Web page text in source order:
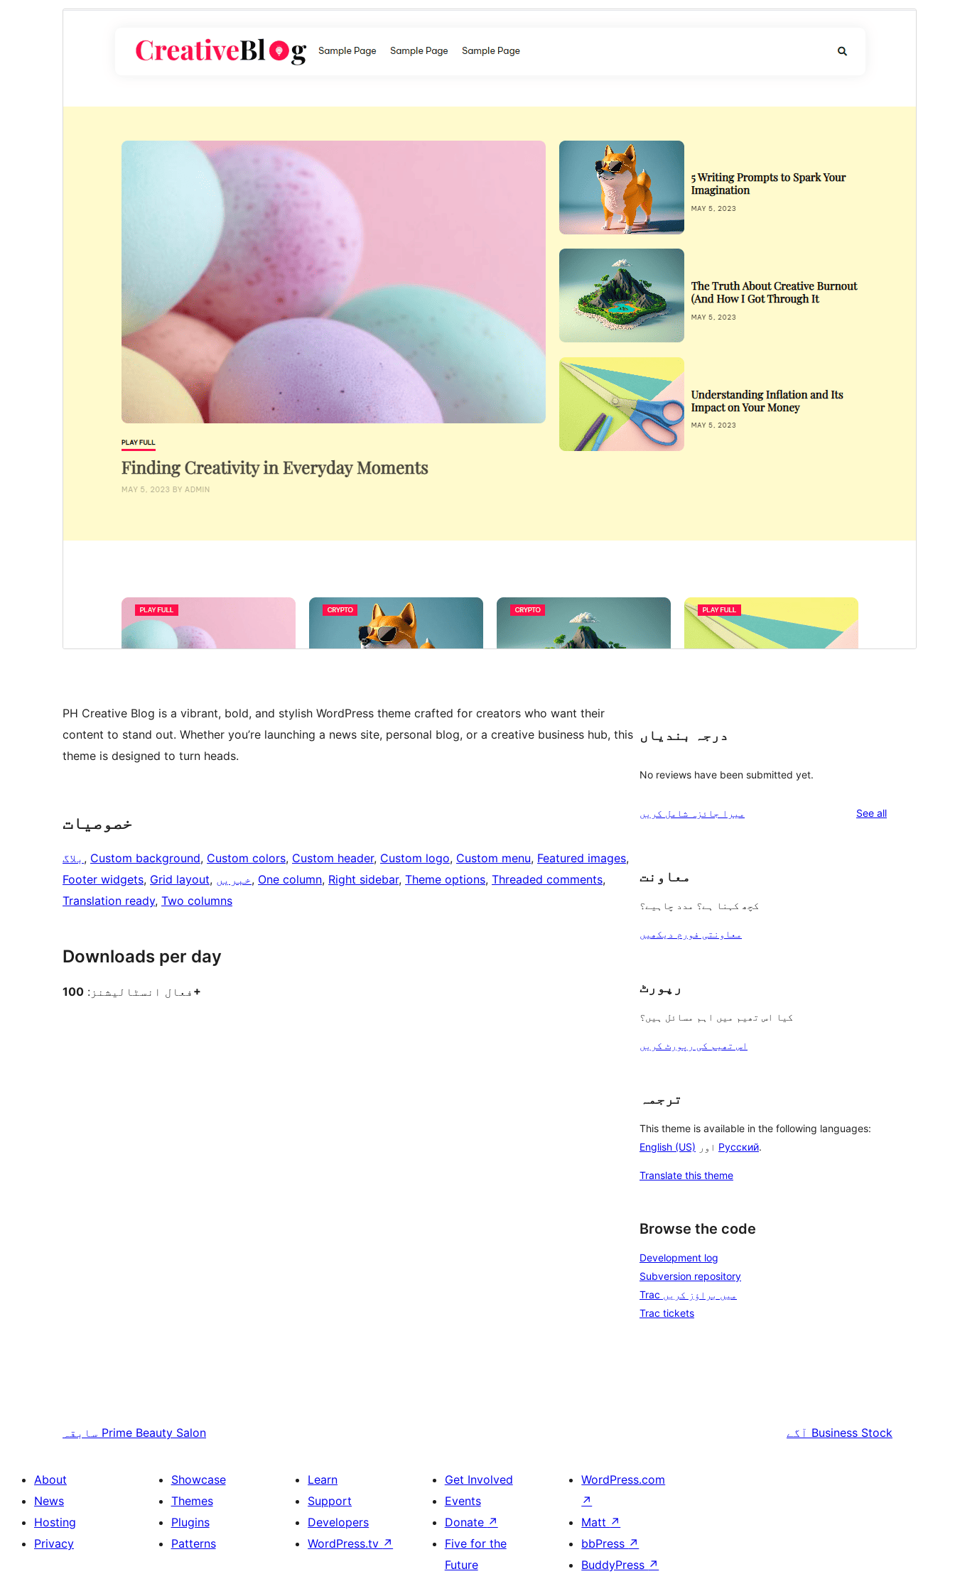
PH Creative Blog is a vibrant, bold, and stylish WordPress theme crafted for creators who want their
content to stand out. Whether you’re launching a news site, personal blog, or a creative business hub, this
theme is designed to turn heads.
خصوصیات
بلاگ , Custom background, Custom colors, Custom header, Custom logo, Custom menu, Featured images
Footer widgets, Grid layout, خبریں, One column, Right sidebar, Theme options, Threaded comments
Translation ready, Two columns
Downloads per day
فعال انسٹالیشنز: 100+
درجہ بندیاں
No reviews have been submitted yet.
میرا جائزہ شامل کریں See allreviews
معاونت
کچھ کہنا ہے؟ مدد چاہیے؟
معاونتی فورم دیکھیں
رپورٹ
کیا اس تھیم میں اہم مسائل ہیں؟
اس تھیم کی رپورٹ کریں
ترجمہ
This theme is available in the following languages:
English (US)
Русский.
Translate this theme
Browse the code
Development log
Subversion repository
Trac میں براؤز کریں
Trac tickets
سابقہ Prime Beauty Salon آگے Business Stock
About
News
Hosting
Privacy
Showcase
Themes
Plugins
Patterns
Learn
Support
Developers
WordPress.tv ↗
Get Involved
Events
Donate ↗
Five for the
Future
WordPress.com
↗
Matt ↗
bbPress ↗
BuddyPress ↗